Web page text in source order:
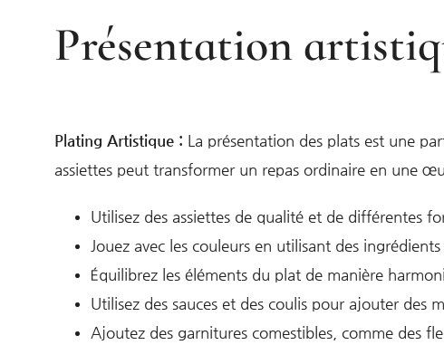
Présentation
Plating Artistique : La présentation des plats est une
assiettes peut transformer un repas ordinaire en une
Utilisez des assiettes de qualité et de différentes
Jouez avec les couleurs en utilisant des
Équilibrez les éléments du plat de manière
Utilisez des sauces et des coulis pour ajouter des
Ajoutez des garnitures comestibles, comme des